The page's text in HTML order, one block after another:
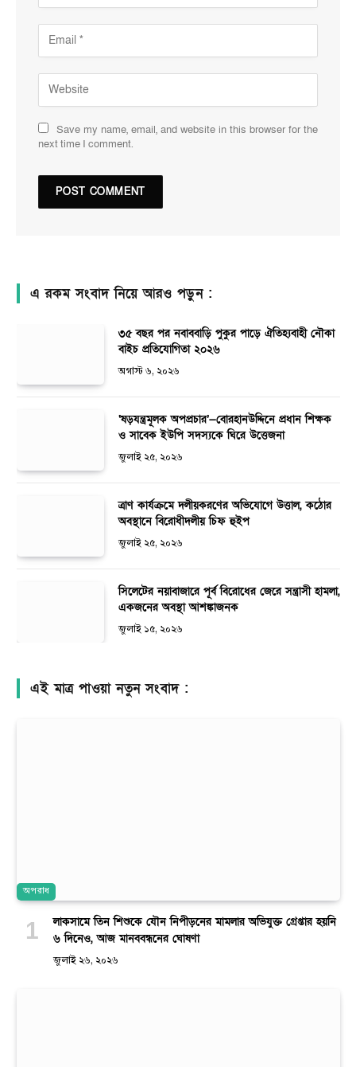
Save my name, email, and website in this browser for the
next time I comment.
এ রকম সংবাদ নিয়ে আরও পড়ুন :
৩৫ বছর পর নবাববাড়ি পুকুর পাড়ে ঐতিহ্যবাহী নৌকা
বাইচ প্রতিযোগিতা ২০২৬
অগাস্ট ৬, ২০২৬
‘ষড়যন্ত্রমূলক অপপ্রচার’—বোরহানউদ্দিনে প্রধান শিক্ষক
ও সাবেক ইউপি সদস্যকে ঘিরে উত্তেজনা
জুলাই ২৫, ২০২৬
ত্রাণ কার্যক্রমে দলীয়করণের অভিযোগে উত্তাল, কঠোর
অবস্থানে বিরোধীদলীয় চিফ হুইপ
জুলাই ২৫, ২০২৬
সিলেটের নয়াবাজারে পূর্ব বিরোধের জেরে সন্ত্রাসী হামলা,
একজনের অবস্থা আশঙ্কাজনক
জুলাই ১৫, ২০২৬
এই মাত্র পাওয়া নতুন সংবাদ :
অপরাধ
লাকসামে তিন শিশুকে যৌন নিপীড়নের মামলার অভিযুক্ত গ্রেপ্তার হয়নি
৬ দিনেও, আজ মানববন্ধনের ঘোষণা
জুলাই ২৬, ২০২৬